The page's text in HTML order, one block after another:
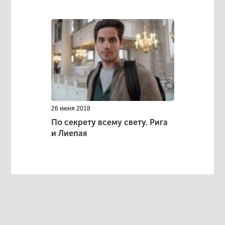
26 июня 2018
По секрету всему свету. Рига
и Лиепая